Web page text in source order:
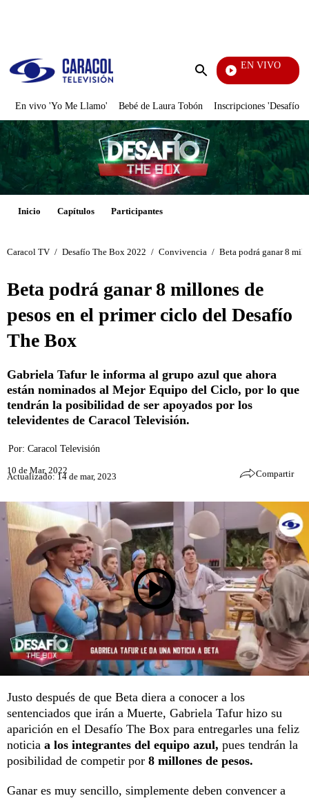
Enviar
EN VIVO
EFÉ
En vivo 'Yo Me Llamo' Bebé de Laura Tobón Inscripciones 'Desafío'
Inicio Capítulos Participantes
Caracol TV / Desafío The Box 2022 / Convivencia / Beta podrá ganar 8
Beta podrá ganar 8 millones de
pesos en el primer ciclo del Desafío
The Box
Gabriela Tafur le informa al grupo azul que ahora
están nominados al Mejor Equipo del Ciclo, por lo que
tendrán la posibilidad de ser apoyados por los
televidentes de Caracol Televisión.
Por: Caracol Televisión
10 de Mar, 2022
Actualizado: 14 de mar, 2023 Compartir
Justo después de que Beta diera a conocer a los
sentenciados que irán a Muerte, Gabriela Tafur hizo su
aparición en el Desafío The Box para entregarles una feliz
noticia a los integrantes del equipo azul, pues tendrán la
posibilidad de competir por 8 millones de pesos.
Ganar es muy sencillo, simplemente deben convencer a